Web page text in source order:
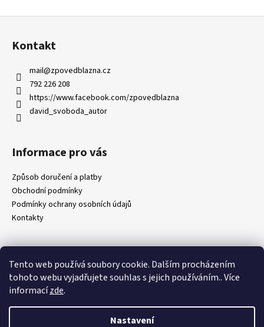
Tento web používá soubory cookie. Dalším procházením
tohoto webu vyjadřujete souhlas s jejich používáním.. Více
informacízde.
Nastavení
Z
Kontakt
mail@zpovedblazna.cz
792 226 208
https://www.facebook.com/zpovedblazna
david_svoboda_autor
Informace pro vás
Způsob doručení a platby
Obchodní podmínky
Podmínky ochrany osobních údajů
Kontakty
Přijímáme online platby